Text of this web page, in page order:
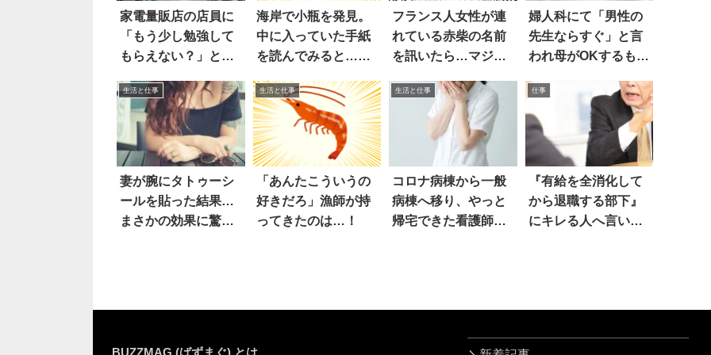
家電量販店の店員に
「もう少し勉強して
もらえない？」と言
海岸で小瓶を発見。
中に入っていた手紙
を読んでみると…え
フランス人女性が連
れている赤柴の名前
を訊いたら…マジ
婦人科にて「男性の
先生ならすぐ」と言
われ母がOKするも、
生活と仕事
妻が腕にタトゥーシ
ールを貼った結果…
まさかの効果に驚い
生活と仕事
「あんたこういうの
好きだろ」漁師が持
ってきたのは…！
生活と仕事
コロナ病棟から一般
病棟へ移り、やっと
帰宅できた看護師に
仕事
『有給を全消化して
から退職する部下』
にキレる人へ言いた
BUZZMAG (ばずまぐ) とは…